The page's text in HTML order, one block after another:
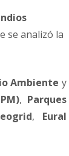
se analizó la
Ambiente y
, Parques
, Eural